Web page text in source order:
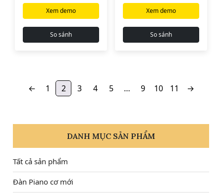
36.000.000₫.
Xem demo
So sánh
35.000.000₫.
Xem demo
So sánh
← 1 2 3 4 5 … 9 10 11 →
DANH MỤC SẢN PHẨM
Tất cả sản phẩm
Đàn Piano cơ mới